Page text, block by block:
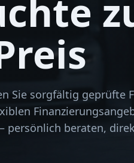
Sie sorgfältig geprüfte
persönlich beraten,